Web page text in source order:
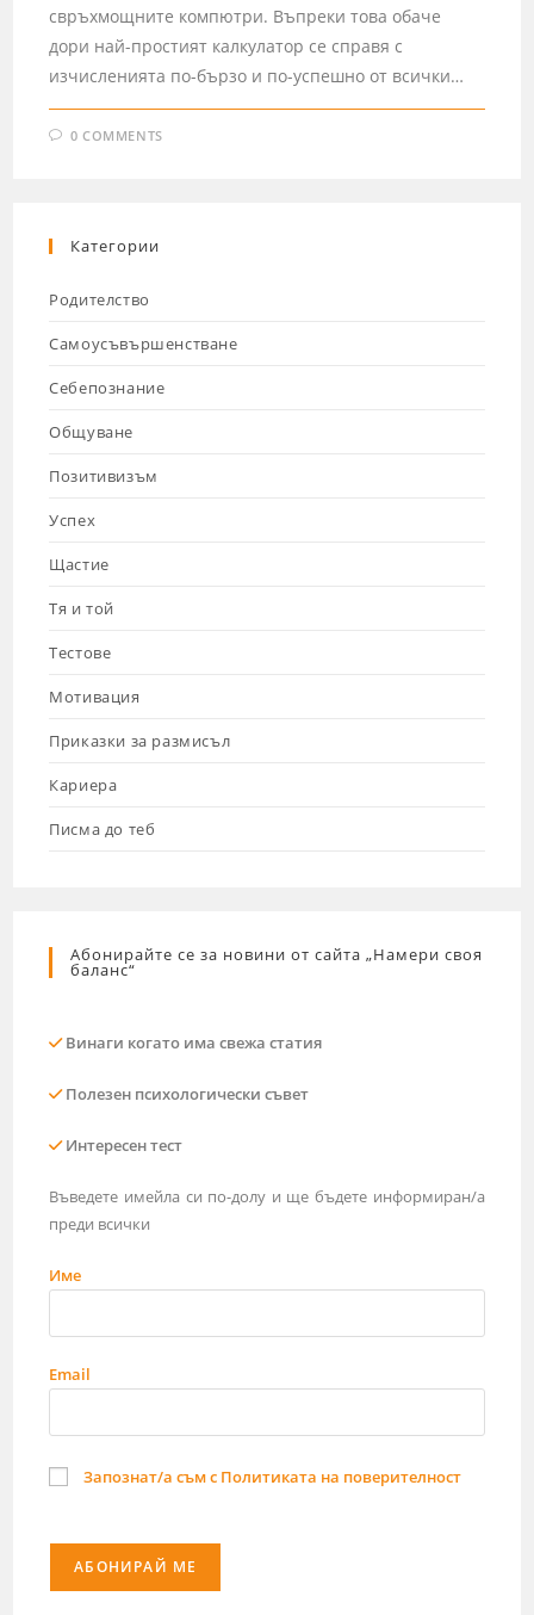
свръхмощните компютри. Въпреки това обаче
дори най-простият калкулатор се справя с
изчисленията по-бързо и по-успешно от всички…
0 COMMENTS
Категории
Родителство
Самоусъвършенстване
Себепознание
Общуване
Позитивизъм
Успех
Щастие
Тя и той
Тестове
Мотивация
Приказки за размисъл
Кариера
Писма до теб
Абонирайте се за новини от сайта „Намери своя
баланс“
Винаги когато има свежа статия
Полезен психологически съвет
Интересен тест
Въведете имейла си по-долу и ще бъдете информиран/а
преди всички
Име
Email
Запознат/а съм с Политиката на поверителност